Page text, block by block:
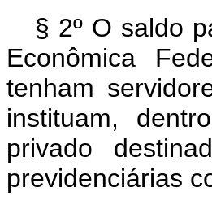
§ 2º O saldo
Econômica
tenham
instituam,
privado
previdenciárias